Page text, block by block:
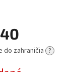
do zahraničia ?